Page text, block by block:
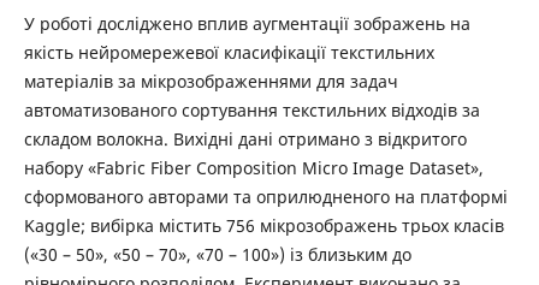
У роботі досліджено вплив аугментації зображень на
якість нейромережевої класифікації текстильних
матеріалів за мікрозображеннями для задач
автоматизованого сортування текстильних відходів за
складом волокна. Вихідні дані отримано з відкритого
набору «Fabric Fiber Composition Micro Image Dataset»,
сформованого авторами та оприлюдненого на платформі
Kaggle; вибірка містить 756 мікрозображень трьох класів
(«30 – 50», «50 – 70», «70 – 100») із близьким до